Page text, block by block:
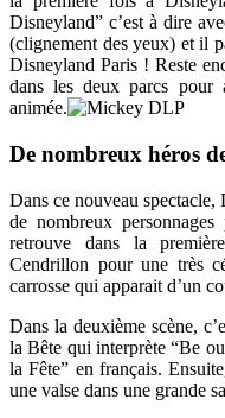
Disneyland” c’est à dire
(clignement des yeux) et il
Disneyland Paris ! Reste
dans les deux parcs pour
animée.
De nombreux héros
Dans ce nouveau spectacle,
de nombreux
retrouve dans la
Cendrillon pour une très
carrosse qui apparait d’un
Dans la deuxième scène,
la Bête qui interprète “Be
la Fête” en français.
une valse dans une grande